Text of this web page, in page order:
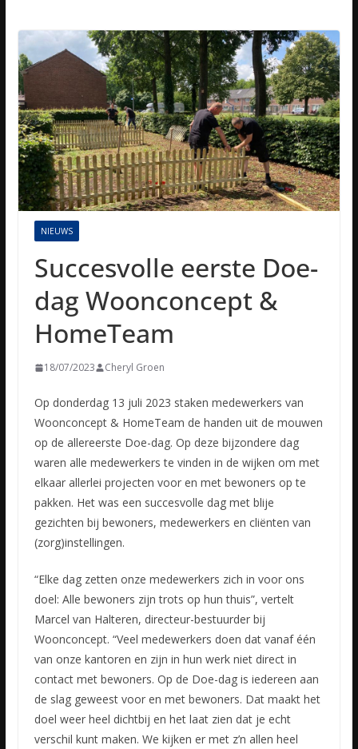
NIEUWS
Succesvolle eerste Doe-
dag Woonconcept &
HomeTeam
18/07/2023 Cheryl Groen
Op donderdag 13 juli 2023 staken medewerkers van
Woonconcept & HomeTeam de handen uit de mouwen
op de allereerste Doe-dag. Op deze bijzondere dag
waren alle medewerkers te vinden in de wijken om met
elkaarallerlei projecten voor en met bewoners op te
pakken. Het was een succesvolle dag met blije
gezichten bij bewoners, medewerkers en cliënten van
(zorg)instellingen.
“Elke dag zetten onze medewerkers zich in voor ons
doel: Alle bewoners zijn trots op hun thuis”, vertelt
Marcel van Halteren, directeur-bestuurder bij
Woonconcept. “Veel medewerkers doen dat vanaf één
van onze kantoren en zijn in hun werk niet direct in
contact met bewoners. Op de Doe-dag is iedereen aan
de slag geweest voor en met bewoners. Dat maakt het
doel weer heel dichtbij en het laat zien dat je echt
verschil kunt maken. We kijken er met z’n allen heel